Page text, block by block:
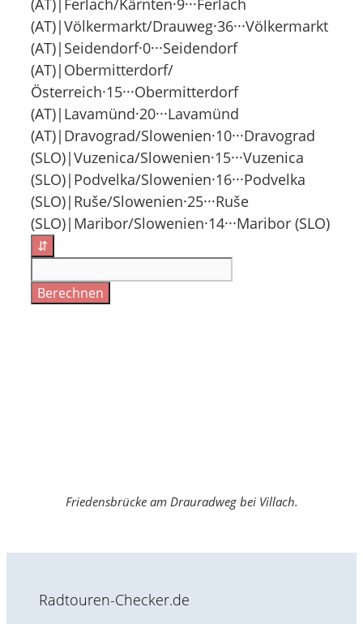
(AT)|Ferlach/Kärnten·9···Ferlach
(AT)|Völkermarkt/Drauweg·36···Völkermarkt
(AT)|Seidendorf·0···Seidendorf
(AT)|Obermitterdorf/
Österreich·15···Obermitterdorf
(AT)|Lavamünd·20···Lavamünd
(AT)|Dravograd/Slowenien·10···Dravograd
(SLO)|Vuzenica/Slowenien·15···Vuzenica
(SLO)|Podvelka/Slowenien·16···Podvelka
(SLO)|Ruše/Slowenien·25···Ruše
(SLO)|Maribor/Slowenien·14···Maribor (SLO)
⇵
Berechnen
Friedensbrücke am Drauradweg bei Villach.
Radtouren-Checker.de